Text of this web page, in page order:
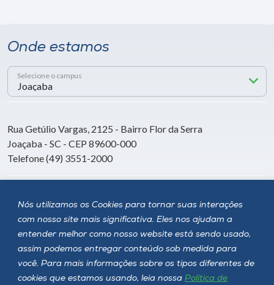
Nós utilizamos os Cookies para tornar suas interações
com nosso site mais significativa. Eles nos ajudam a
entender melhor como nosso website está sendo usado,
assim podemos entregar conteúdo sob medida para
você. Para mais informações sobre os tipos diferentes de
cookies que estamos usando, leia nossa Política de
Onde estamos
Selecione o campus
Rua Getúlio Vargas, 2125 - Bairro Flor da Serra
Joaçaba - SC - CEP 89600-000
Telefone (49) 3551-2000
Siga a Unoesc